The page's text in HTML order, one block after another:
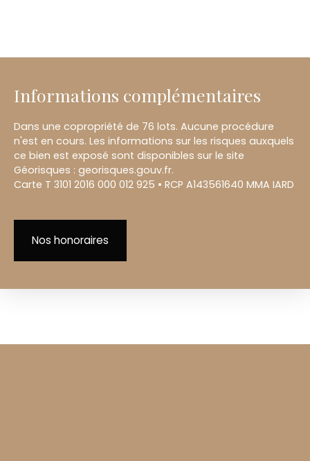
Informations complémentaires
Dans une copropriété de 76 lots. Aucune procédure
n'est en cours. Les informations sur les risques auxquels
ce bien est exposé sont disponibles sur le site
Géorisques : georisques.gouv.fr.
Carte T 3101 2016 000 012 925 • RCP A143561640 MMA IARD
Nos honoraires